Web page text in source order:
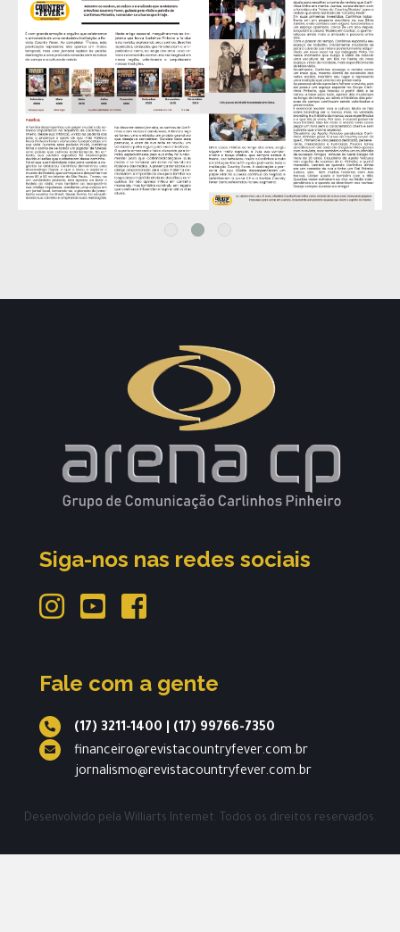
Siga-nos nas redes sociais
Fale com a gente
(17) 3211-1400
(17) 99766-7350
financeiro@revistacountryfever.com.br
jornalismo@revistacountryfever.com.br
Desenvolvido pela Williarts Internet. Todos os direitos reservados.